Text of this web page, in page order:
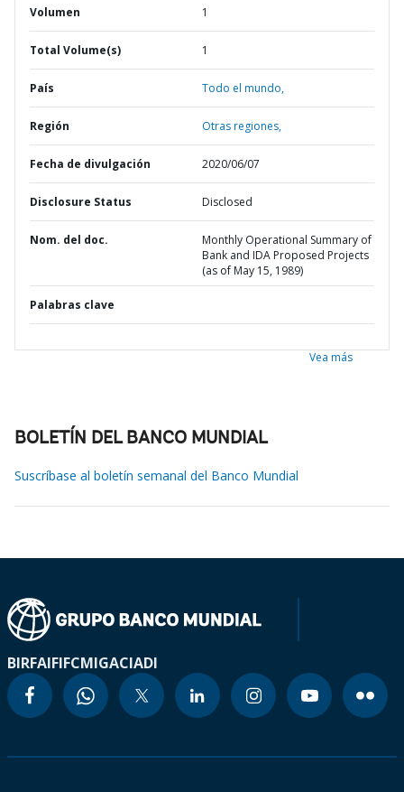
Volumen 1
Total Volume(s) 1
País Todo el mundo,
Región Otras regiones,
Fecha de divulgación 2020/06/07
Disclosure Status Disclosed
Nom. del doc.
Monthly Operational Summary of
Bank and IDA Proposed Projects
(as of May 15, 1989)
Palabras clave
Vea más
BOLETÍN DEL BANCO MUNDIAL
Suscríbase al boletín semanal del Banco Mundial
BIRFAIFIFCMIGACIADI